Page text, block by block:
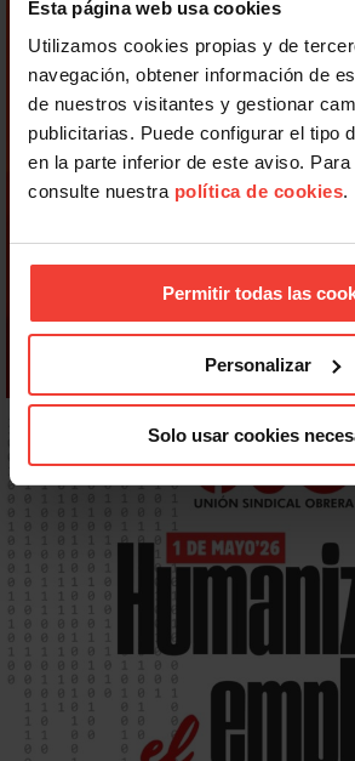
Esta página web usa cookies
Utilizamos cookies propias y de
navegación, obtener información de
de nuestros visitantes y gestionar
publicitarias. Puede configurar el tipo
en la parte inferior de este aviso.
consulte nuestra política de cookies.
Permitir todas las
Personalizar
Solo usar cookies